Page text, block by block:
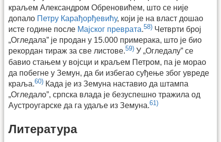
краљем Александром Обреновићем, што се није
допало Петру Карађорђевићу, који је на власт дошао
исте године после Мајског преврата.58) Четврти број
„Огледала” је продан у 15.000 примерака, што је био
рекордан тираж за све листове.59) У „Огледалу” се
бавио стањем у војсци и краљем Петром, па је морао
да побегне у Земун, да би избегао суђење због увреде
краља.60) Када је из Земуна наставио да штампа
„Огледало”, српска влада је безуспешно тражила од
Аустроугарске да га удаље из Земуна.61)
Литература